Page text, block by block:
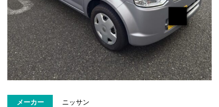
メーカー ニッサン